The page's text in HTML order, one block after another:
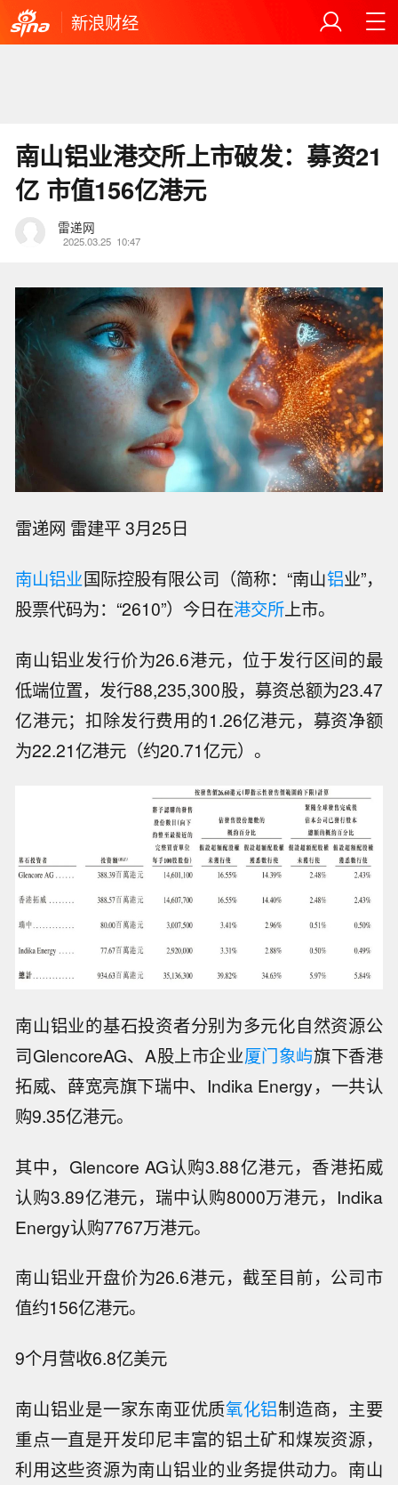
新浪财经
南山铝业港交所上市破发：募资21
亿 市值156亿港元
雷递网
2025.03.25 10:47
雷递网 雷建平 3月25日
南山铝业国际控股有限公司（简称：“南山铝业”，
股票代码为：“2610”）今日在港交所上市。
南山铝业发行价为26.6港元，位于发行区间的最
低端位置，发行88,235,300股，募资总额为23.47
亿港元；扣除发行费用的1.26亿港元，募资净额
为22.21亿港元（约20.71亿元）。
南山铝业的基石投资者分别为多元化自然资源公
司GlencoreAG、A股上市企业厦门象屿旗下香港
拓威、薛宽亮旗下瑞中、Indika Energy，一共认
购9.35亿港元。
其中，Glencore AG认购3.88亿港元，香港拓威
认购3.89亿港元，瑞中认购8000万港元，Indika
Energy认购7767万港元。
南山铝业开盘价为26.6港元，截至目前，公司市
值约156亿港元。
9个月营收6.8亿美元
南山铝业是一家东南亚优质氧化铝制造商，主要
重点一直是开发印尼丰富的铝土矿和煤炭资源，
利用这些资源为南山铝业的业务提供动力。南山